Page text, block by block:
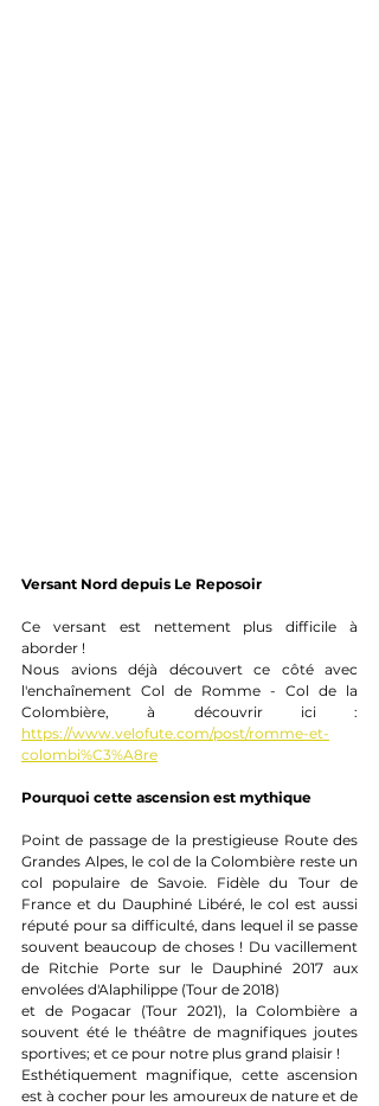
Versant Nord depuis Le Reposoir
Ce versant est nettement plus difficile à
aborder !
Nous avions déjà découvert ce côté avec
l'enchaînement Col de Romme - Col de la
https://www.velofute.com/post/romme-et-
colombi%C3%A8re
Pourquoi cette ascension est mythique
Point de passage de la prestigieuse Route des
Grandes Alpes, le col de la Colombière reste un
col populaire de Savoie. Fidèle du Tour de
France et du Dauphiné Libéré, le col est aussi
réputé pour sa difficulté, dans lequel il se passe
souvent beaucoup de choses ! Du vacillement
de Ritchie Porte sur le Dauphiné 2017 aux
envolées d'Alaphilippe (Tour de 2018)
et de Pogacar (Tour 2021), la Colombière a
souvent été le théâtre de magnifiques joutes
sportives; et ce pour notre plus grand plaisir !
Esthétiquement magnifique, cette ascension
est à cocher pour les amoureux de nature et de